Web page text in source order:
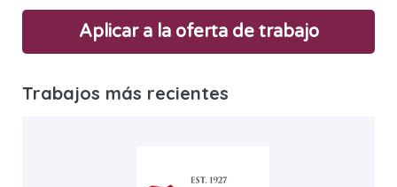
Aplicar a la oferta de trabajo
Trabajos más recientes